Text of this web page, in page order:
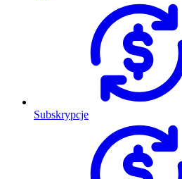
Subskrypcje